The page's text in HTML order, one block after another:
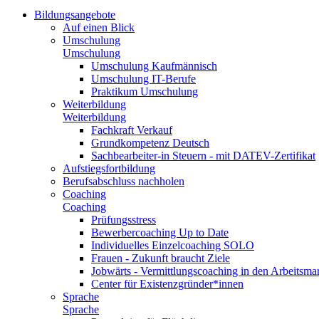
Bildungsangebote
Auf einen Blick
Umschulung
Umschulung
Umschulung Kaufmännisch
Umschulung IT-Berufe
Praktikum Umschulung
Weiterbildung
Weiterbildung
Fachkraft Verkauf
Grundkompetenz Deutsch
Sachbearbeiter-in Steuern - mit DATEV-Zertifikat
Aufstiegsfortbildung
Berufsabschluss nachholen
Coaching
Coaching
Prüfungsstress
Bewerbercoaching Up to Date
Individuelles Einzelcoaching SOLO
Frauen - Zukunft braucht Ziele
Jobwärts - Vermittlungscoaching in den
Center für Existenzgründer*innen
Sprache
Sprache